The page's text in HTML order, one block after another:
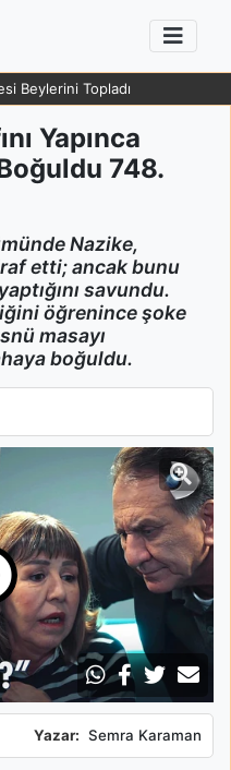
Beylerini Topladı
Yapınca
748.
Nazike,
etti; ancak bunu
savundu.
öğrenince şoke
masayı
boğuldu.
Mesut Kahkahaya Boğuldu
Yazar: Semra Karaman